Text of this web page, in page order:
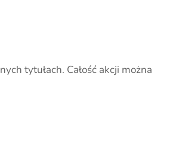
tytułach. Całość akcji można